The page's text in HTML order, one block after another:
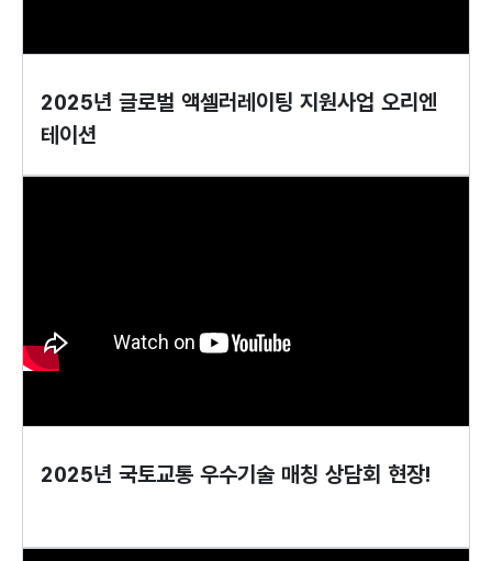
2025년 글로벌 액셀러레이팅 지원사업 오리엔
테이션
2025년 국토교통 우수기술 매칭 상담회 현장!